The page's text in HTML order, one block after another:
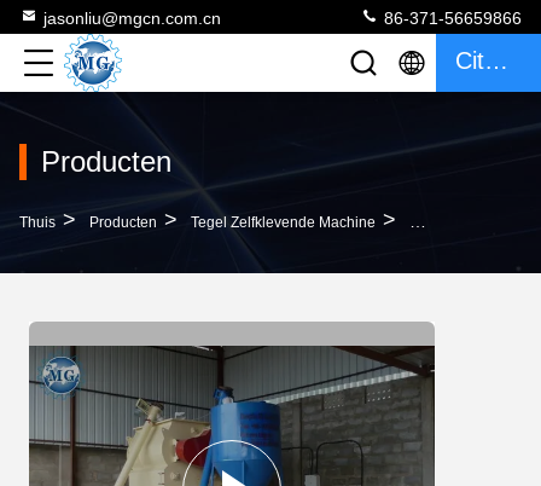
jasonliu@mgcn.com.cn 86-371-56659866
Citaat
Producten
Thuis > Producten > Tegel Zelfklevende Machine > Semi